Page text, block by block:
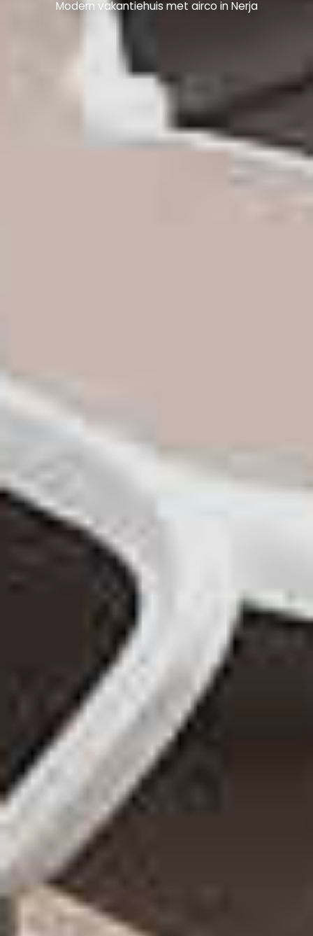
Modern vakantiehuis met airco in Nerja